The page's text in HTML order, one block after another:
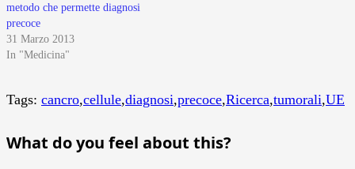
metodo che permette diagnosi
precoce
31 Marzo 2013
In "Medicina"
Tags: cancro,cellule,diagnosi,precoce,Ricerca,tumorali,UE
What do you feel about this?